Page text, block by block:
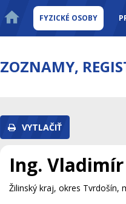
FYZICKÉ OSOBY
ZOZNAMY,
VYTLAČIŤ
Ing. Vladimír
Žilinský kraj, okres Tvrdošín,